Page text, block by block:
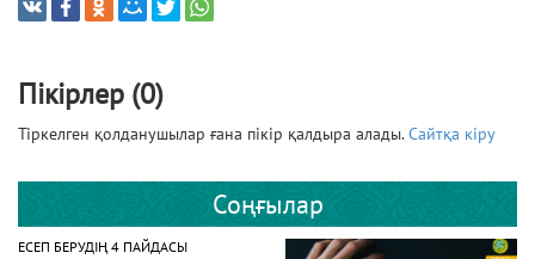
Пікірлер (0)
Тіркелген қолданушылар ғана пікір қалдыра алады.Сайтқа кіру
Соңғылар
ЕСЕП БЕРУДІҢ 4 ПАЙДАСЫ